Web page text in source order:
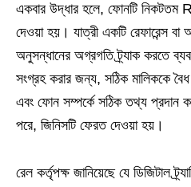
একবার উদ্ধার হলে, ফোনটি নিকটতম
দেওয়া হয়। যাত্রী একটি রেফারেন্স
অনুসন্ধানের অগ্রগতি ট্র্যাক করতে
সংগ্রহ করার জন্য, সঠিক মালিককে
এবং ফোন সম্পর্কে সঠিক তথ্য প্রদান
পরে, জিনিসটি ফেরত দেওয়া হয়।
রেল কর্তৃপক্ষ জানিয়েছে যে ডিজিটাল